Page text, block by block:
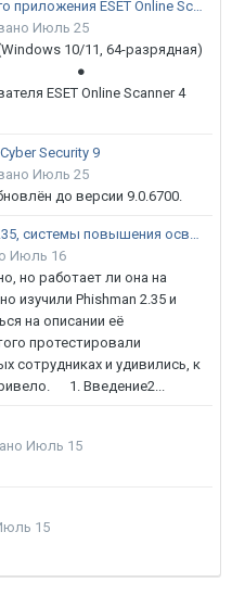
Новая версия бесплатного приложения ESET Online Scanner доступна пользователям
Июль 25
10/11, 64-разрядная)
ESET Online Scanner 4
Security 9
Июль 25
до версии 9.0.6700.
Тестирование Phishman 2.35, системы повышения осведомлённости пользователей в сфере ИБ
Июль 16
но работает ли она на
изучили Phishman 2.35 и
на описании её
протестировали
сотрудниках и удивились, к
1. Введение2...
Июль 15
15